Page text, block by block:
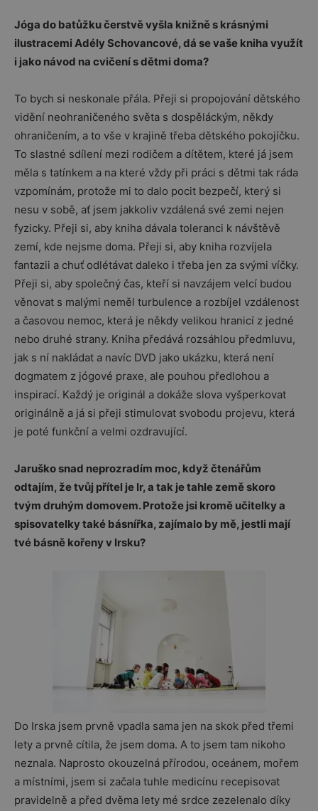
Jóga do batůžku čerstvě vyšla knižně s krásnými
ilustracemi Adély Schovancové, dá se vaše kniha využít
i jako návod na cvičení s dětmi doma?
To bych si neskonale přála. Přeji si propojování dětského
vidění neohraničeného světa s dospěláckým, někdy
ohraničením, a to vše v krajině třeba dětského pokojíčku.
To slastné sdílení mezi rodičem a dítětem, které já jsem
měla s tatínkem a na které vždy při práci s dětmi tak ráda
vzpomínám, protože mi to dalo pocit bezpečí, který si
nesu v sobě, ať jsem jakkoliv vzdálená své zemi nejen
fyzicky. Přeji si, aby kniha dávala toleranci k návštěvě
zemí, kde nejsme doma. Přeji si, aby kniha rozvíjela
fantazii a chuť odlétávat daleko i třeba jen za svými víčky.
Přeji si, aby společný čas, kteří si navzájem velcí budou
věnovat s malými neměl turbulence a rozbíjel vzdálenost
a časovou nemoc, která je někdy velikou hranicí z jedné
nebo druhé strany. Kniha předává rozsáhlou předmluvu,
jak s ní nakládat a navíc DVD jako ukázku, která není
dogmatem z jógové praxe, ale pouhou předlohou a
inspirací. Každý je originál a dokáže slova vyšperkovat
originálně a já si přeji stimulovat svobodu projevu, která
je poté funkční a velmi ozdravující.
Jaruško snad neprozradím moc, když čtenářům
odtajím, že tvůj přítel je Ir, a tak je tahle země skoro
tvým druhým domovem. Protože jsi kromě učitelky a
spisovatelky také básnířka, zajímalo by mě, jestli mají
tvé básně kořeny v Irsku?
Do Irska jsem prvně vpadla sama jen na skok před třemi
lety a prvně cítila, že jsem doma. A to jsem tam nikoho
neznala. Naprosto okouzelná přírodou, oceánem, mořem
a místními, jsem si začala tuhle medicínu recepisovat
pravidelně a před dvěma lety mé srdce zezelenalo díky